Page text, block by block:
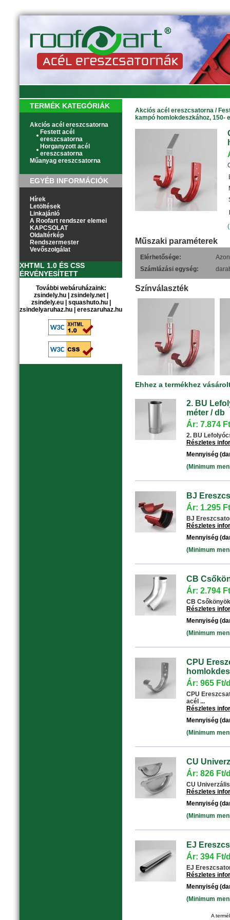
TERMÉK KATEGÓRIÁK
Akciós acél ereszcsatorna
Festett acél
ereszcsatorna
Horganyzott acél
ereszcsatorna
Műanyag ereszcsatorna
EGYÉB INFORMÁCIÓK
Hírek
Letöltések
Linkajánló
A Roofart rendszer elemei
KAPCSOLAT
Oldaltérkép
Rendszermester
Vevőszolgálat
XHTML 1.0 ÉS CSS
ÉRVÉNYESÍTETT
További webáruházaink:
zsindely.hu| zsindely.net|
zsindely.eu| squashuto.hu|
zsindelyaruhaz.hu
ereszaruhaz.hu
Akciós acél ereszcsatorna /
kampó homlokdeszkához, 150-
Műszaki paraméterek
Elérhetősége:
Számlázási egység:
Színválaszték
Ehhez a termékhez
2. BU
méter / db
Ár: 7.874
2. BU
Részletes
Mennyiség
(Minimum
BJ
Ár: 1.295
BJ
Részletes
Mennyiség
(Minimum
CB
Ár: 2.794
CB
Részletes
Mennyiség
(Minimum
CPU
Ár: 965 Ft/
CPU
acél ...
Részletes
Mennyiség
(Minimum
CU
Ár: 826 Ft/
CU
Részletes
Mennyiség
(Minimum
EJ
Ár: 394 Ft/
EJ
Részletes
Mennyiség
(Minimum
A